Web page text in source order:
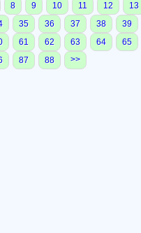
8 9 10 11 12
13
35 36 37 38
39
61 62 63 64
65
87 88 >>